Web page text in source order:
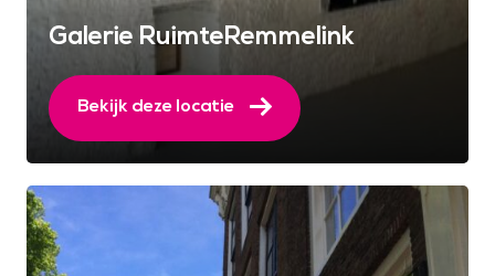
Galerie RuimteRemmelink
Bekijk deze locatie